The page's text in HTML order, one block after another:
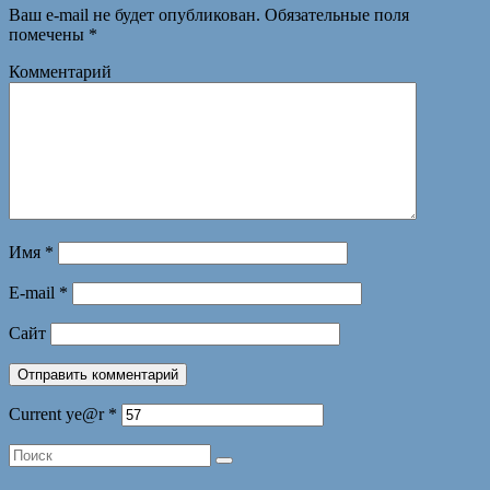
Ваш e-mail не будет опубликован. Обязательные поля
помечены *
Комментарий
Имя *
E-mail *
Сайт
Current ye@r *